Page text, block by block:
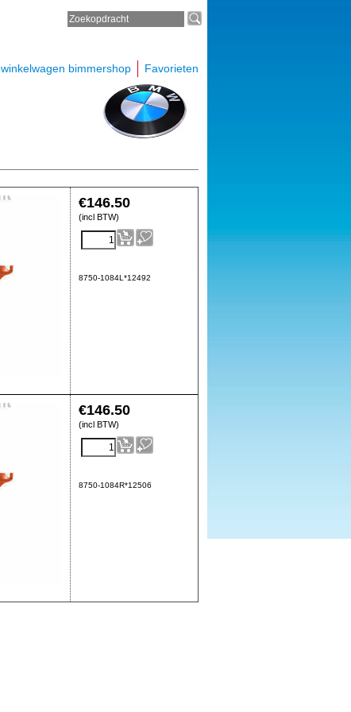
winkelwagen bimmershop Favorieten
€146.50
(incl BTW)
8750-1084L*12492
€146.50
(incl BTW)
8750-1084R*12506